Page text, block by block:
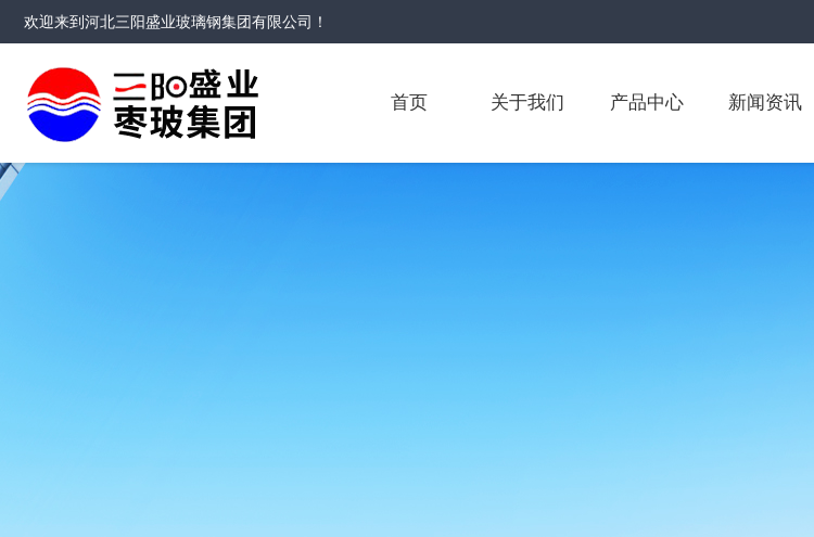
欢迎来到河北三阳盛业玻璃钢集团有限公司 ！
首页 关于我们 产品中心 新闻资讯